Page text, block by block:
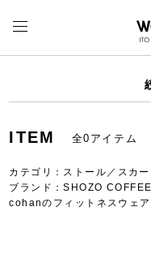
ITEM 全0アイテム
カテゴリ：ストール／スカー
ブランド：SHOZO COFFEE
cohanのフィットネスウェア